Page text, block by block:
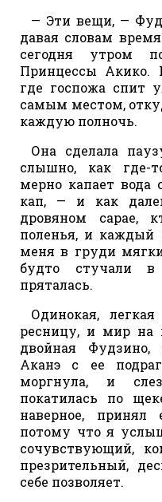
— Эти вещи, —
давая словам
сегодня утром
Принцессы
где госпожа спит
самым местом,
каждую полночь.
Она сделала
слышно, как где-
мерно капает
кап, — и как
дровяном сарае,
поленья, и каждый
меня в груди
будто стучали
пряталась.
Одинокая,
ресницу, и мир на
двойная Фудзино,
Аканэ с ее
моргнула, и
покатилась по
наверное, принял
потому что я
сочувствующий,
презрительный,
себе позволяет.